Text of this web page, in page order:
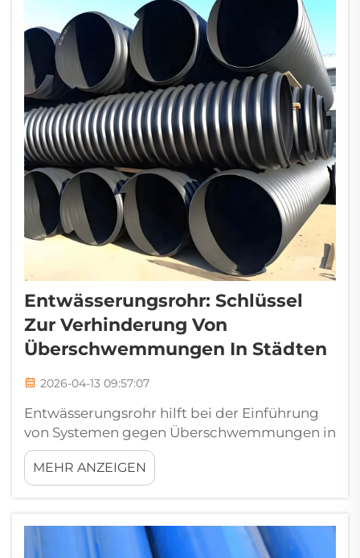
Entwässerungsrohr: Schlüssel
Zur Verhinderung Von
Überschwemmungen In Städten
2026-04-13 09:57:07
Entwässerungsrohr hilft bei der Einführung
von Systemen gegen Überschwemmungen in
Städten. Der Bau neuer
Entwässerungsrohrsysteme, die in der Lage
sind, die zusätzliche Belastung zu
Entwicklung unerlässlich, da
Bevölkerungswachstum und die
MEHR ANZEIGEN